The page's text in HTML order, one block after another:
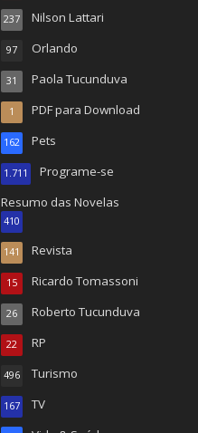
Nilson Lattari
237
Orlando
97
Paola Tucunduva
31
PDF para Download
1
Pets
162
Programe-se
1.711
Resumo das Novelas
410
Revista
141
Ricardo Tomassoni
15
Roberto Tucunduva
26
RP
22
Turismo
496
TV
167